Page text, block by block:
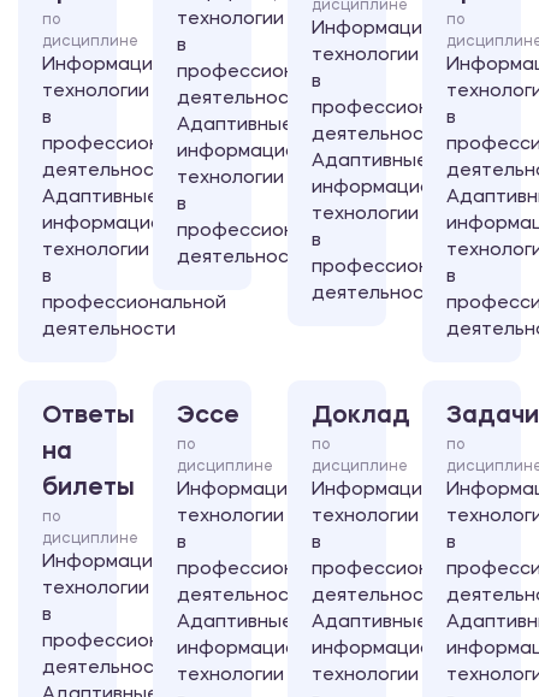
по
дисциплине
Информационные
технологии
в
профессиональной
деятельности/
Адаптивные
информационные
технологии
в
профессиональной
деятельности
технологии
в
профессиональной
деятельности/
Адаптивные
информационные
технологии
в
профессиональной
деятельности
дисциплине
Информационные
технологии
в
профессиональной
деятельности/
Адаптивные
информационные
технологии
в
профессиональной
деятельности
по
в
в
Ответы
на
билеты
по
дисциплине
Информационные
технологии
в
профессиональной
деятельности/
Эссе
по
дисциплине
Информационные
технологии
в
профессиональной
деятельности/
Адаптивные
информационные
технологии
Доклад
по
дисциплине
Информационные
технологии
в
профессиональной
деятельности/
Адаптивные
информационные
технологии
Задачи
по
в